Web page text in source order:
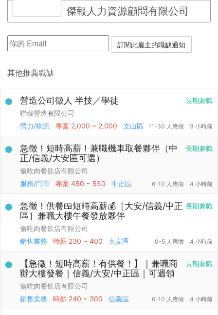
傑報人力資源顧問有限公司
其他推薦職缺
長期兼職
營造公司徵人 半技／學徒
聯綜營造有限公司
勞力/物流
專案 2,000 ~ 2,000 文山區 11-30 人應徵 3 小時前
長期兼職
急徵！短時高薪！兼職機車取餐夥伴（中
正/信義/大安區可選）
偷吃肉餐飲店有限公司
服務/門市
專案 450 ~ 550 中正區 6-10 人應徵 4 小時前
長期兼職
急徵！供餐🍱短時高薪💰［大安/信義/中正
區］兼職大樓午餐發放夥伴
偷吃肉餐飲店有限公司
銷售業務
時薪 230 ~ 400 大安區 0-5 人應徵 4 小時前
長期兼職
【急徵！短時高薪！有供餐！】｜兼職商
辦大樓發餐｜信義/大安/中正區｜可週領
偷吃肉餐飲店有限公司
銷售業務
時薪 240 ~ 300 信義區 6-10 人應徵 4 小時前